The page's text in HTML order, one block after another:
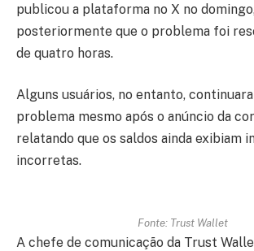
publicou a plataforma no X no
posteriormente que o problema foi
de quatro horas.
Alguns usuários, no entanto,
problema mesmo após o anúncio da
relatando que os saldos ainda exibiam
incorretas.
Fonte: Trust Wallet
A chefe de comunicação da Trust